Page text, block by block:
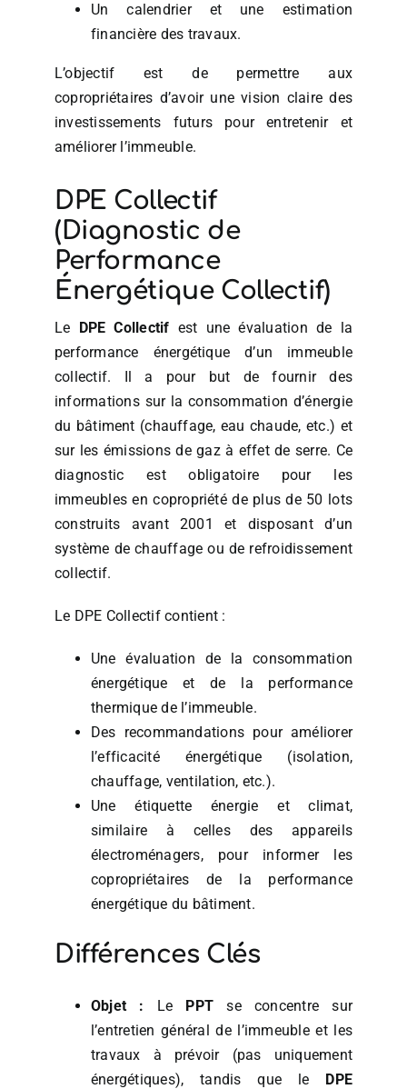
Un calendrier et une estimation
financière des travaux.
L’objectif est de permettre aux
copropriétaires d’avoir une vision claire des
investissements futurs pour entretenir et
améliorer l’immeuble.
DPE Collectif
(Diagnostic de
Performance
Énergétique Collectif)
Le DPE Collectif est une évaluation de la
performance énergétique d’un immeuble
collectif. Il a pour but de fournir des
informations sur la consommation d’énergie
du bâtiment (chauffage, eau chaude, etc.) et
sur les émissions de gaz à effet de serre. Ce
diagnostic est obligatoire pour les
immeubles en copropriété de plus de 50 lots
construits avant 2001 et disposant d’un
système de chauffage ou de refroidissement
collectif.
Le DPE Collectif contient :
Une évaluation de la consommation
énergétique et de la performance
thermique de l’immeuble.
Des recommandations pour améliorer
l’efficacité énergétique (isolation,
chauffage, ventilation, etc.).
Une étiquette énergie et climat,
similaire à celles des appareils
électroménagers, pour informer les
copropriétaires de la performance
énergétique du bâtiment.
Différences Clés
Objet : Le PPT se concentre sur
l’entretien général de l’immeuble et les
travaux à prévoir (pas uniquement
énergétiques), tandis que le DPE